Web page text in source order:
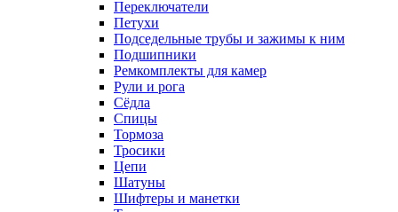
Переключатели
Петухи
Подседельные трубы и зажимы к ним
Подшипники
Ремкомплекты для камер
Рули и рога
Сёдла
Спицы
Тормоза
Тросики
Цепи
Шатуны
Шифтеры и манетки